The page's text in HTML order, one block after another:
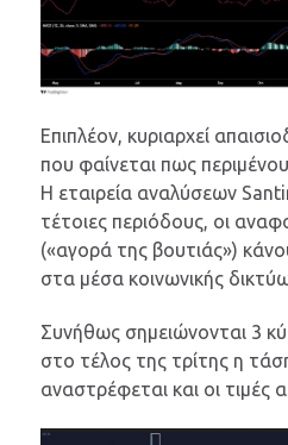
Επιπλέον, κυριαρχεί
που φαίνεται πως
Η εταιρεία αναλύσεων
τέτοιες περιόδους, οι
(«αγορά της βουτιάς»)
στα μέσα κοινωνικής
Συνήθως σημειώνονται 3
στο τέλος της τρίτης η
αναστρέφεται και οι τιμές